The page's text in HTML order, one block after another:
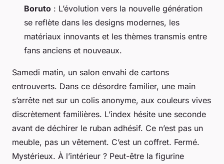
Boruto : L’évolution vers la nouvelle génération
se reflète dans les designs modernes, les
matériaux innovants et les thèmes transmis entre
fans anciens et nouveaux.
Samedi matin, un salon envahi de cartons
entrouverts. Dans ce désordre familier, une main
s’arrête net sur un colis anonyme, aux couleurs vives
discrètement familières. L’index hésite une seconde
avant de déchirer le ruban adhésif. Ce n’est pas un
meuble, pas un vêtement. C’est un coffret. Fermé.
Mystérieux. À l’intérieur ? Peut-être la figurine